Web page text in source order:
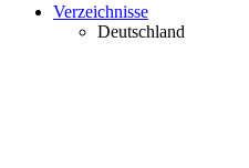
Verzeichnisse
Deutschland